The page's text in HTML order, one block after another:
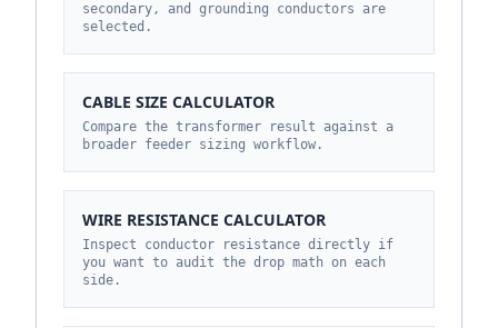
secondary, and grounding conductors are
selected.
CABLE SIZE CALCULATOR
Compare the transformer result against a
broader feeder sizing workflow.
WIRE RESISTANCE CALCULATOR
Inspect conductor resistance directly if
you want to audit the drop math on each
side.